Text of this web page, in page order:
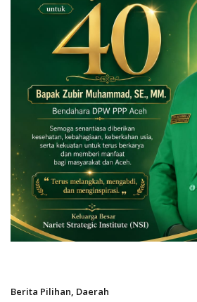
Berita Pilihan, Daerah